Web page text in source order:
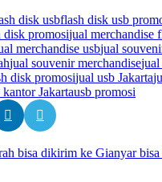
disk usbflash disk usb
disk promosijual merchandise
merchandise usbjual
jual souvenir merchandisejual
disk promosijual usb Jakarta
Jakartausb promosi
bisa dikirim ke Gianyar